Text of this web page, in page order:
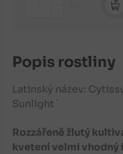
Popis rostliny
Latinský název:
Sunlight ´
Rozzářeně žlutý
kvetení velmi vhodný